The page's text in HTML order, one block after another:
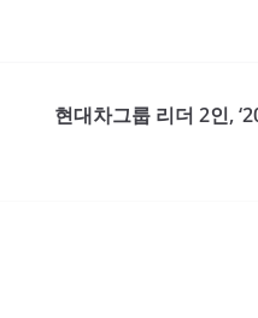
현대차그룹 리더 2인,